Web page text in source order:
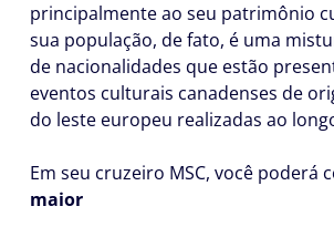
principalmente ao seu patrimônio
sua população, de fato, é uma
de nacionalidades que estão
eventos culturais canadenses de
do leste europeu realizadas ao
Em seu cruzeiro MSC, você poderá
maior